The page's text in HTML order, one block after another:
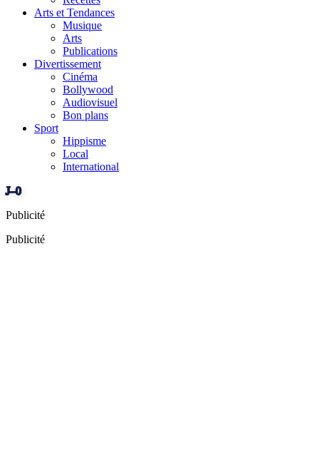
Arts et Tendances
Musique
Arts
Publications
Divertissement
Cinéma
Bollywood
Audiovisuel
Bon plans
Sport
Hippisme
Local
International
J–0
Publicité
Publicité